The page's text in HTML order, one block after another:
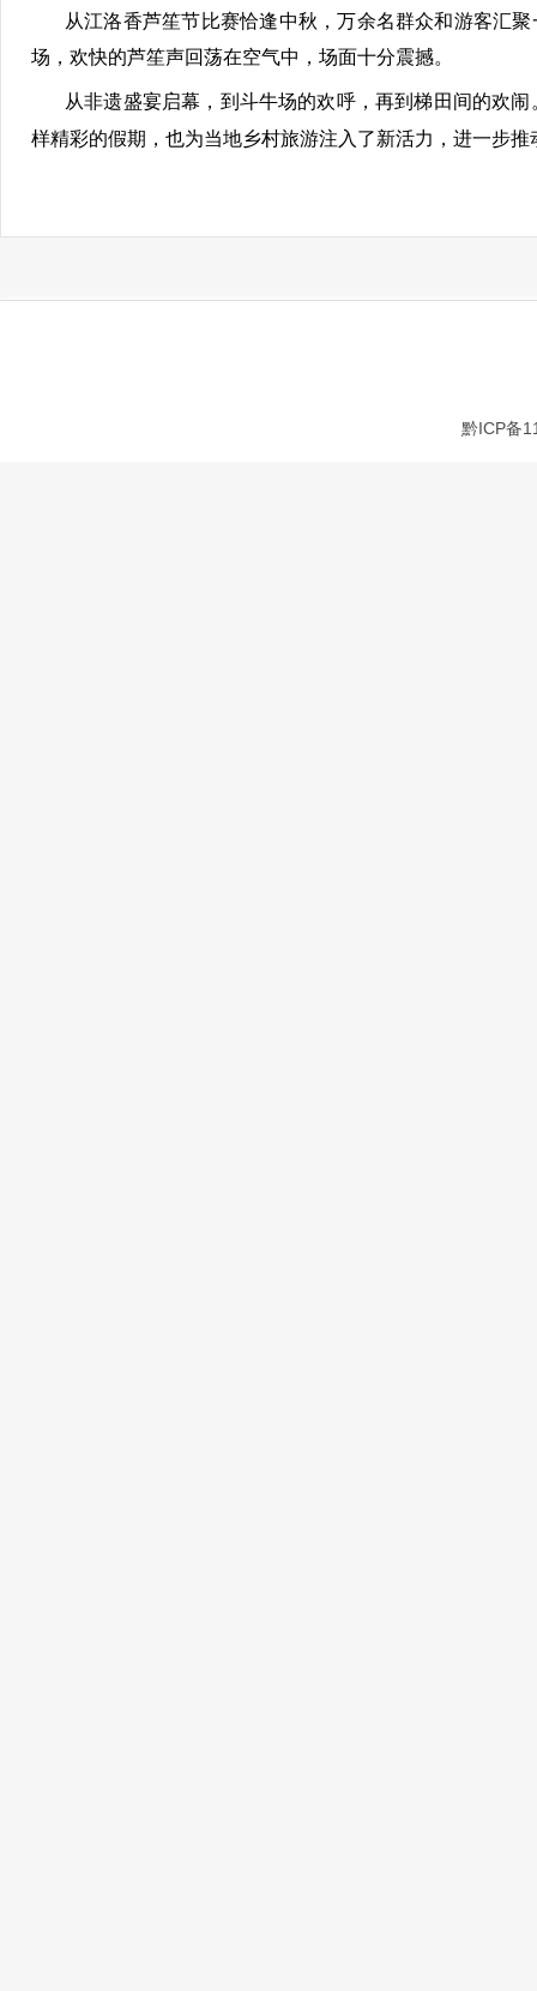
从江洛香芦笙节比赛恰逢中秋，万余名群众和游客汇
场，欢快的芦笙声回荡在空气中，场面十分震撼。
从非遗盛宴启幕，到斗牛场的欢呼，再到梯田间的欢闹
样精彩的假期，也为当地乡村旅游注入了新活力，进一步
黔ICP备